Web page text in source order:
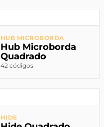
HUB MICROBORDA
Hub Microborda
Quadrado
42 códigos
HIDE